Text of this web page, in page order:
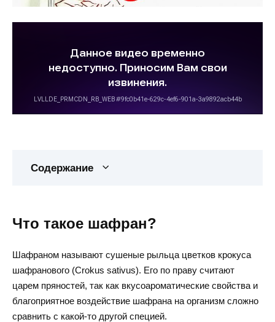
Содержание
Что такое шафран?
Шафраном называют сушеные рыльца цветков крокуса
шафранового (Crokus sativus). Его по праву считают
царем пряностей, так как вкусоароматические свойства и
благоприятное воздействие шафрана на организм сложно
сравнить с какой-то другой специей.